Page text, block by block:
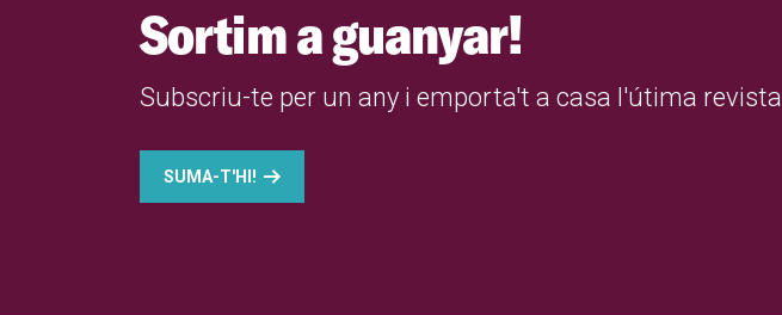
Sortim a guanyar!
Subscriu-te per un any i emporta't a casa l'útima revista
SUMA-T'HI!